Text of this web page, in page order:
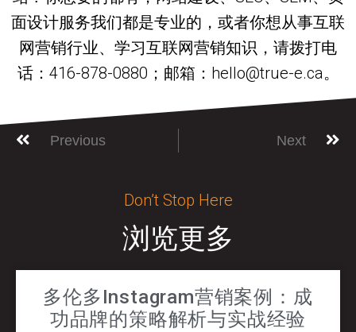
面设计服务我们都是专业的，或者你想从事互联
网营销行业、学习互联网营销知识，请拨打电
话：416-878-0880；邮箱：hello@true-e.ca。
Previous Next
Don’t Stop Here
浏览更多
多伦多Instagram营销案例：成
功品牌的策略解析与实战经验